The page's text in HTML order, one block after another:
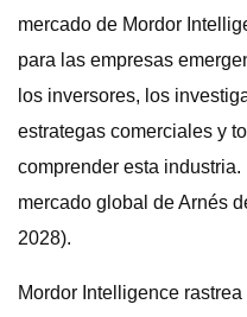
mercado de Mordor
para las empresas
los inversores, los
estrategas comerciales y
comprender esta
mercado global de Arnés
2028).
Mordor Intelligence